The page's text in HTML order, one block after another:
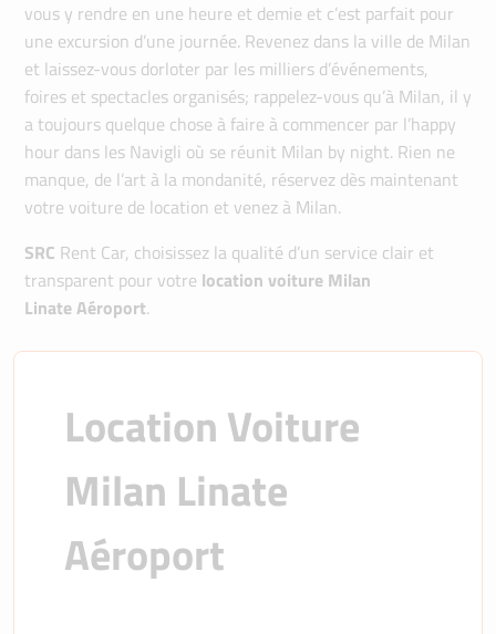
vous y rendre en une heure et demie et c’est parfait pour
une excursion d’une journée. Revenez dans la ville de Milan
et laissez-vous dorloter par les milliers d’événements,
foires et spectacles organisés; rappelez-vous qu’à Milan, il y
a toujours quelque chose à faire à commencer par l’happy
hour dans les Navigli où se réunit Milan by night. Rien ne
manque, de l’art à la mondanité, réservez dès maintenant
votre voiture de location et venez à Milan.
SRC Rent Car, choisissez la qualité d’un service clair et
transparent pour votre location voiture Milan
LinateAéroport.
Location Voiture
Milan Linate
Aéroport